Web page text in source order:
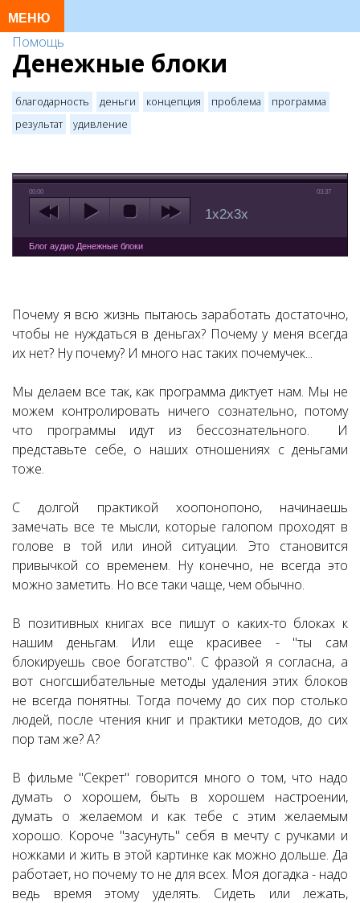
Помощь
Денежные блоки
благодарность деньги концепция проблема
программа
результат
удивление
00:00 03:37
1x2x3x
Блог аудио Денежные блоки
Почему я всю жизнь пытаюсь заработать достаточно,
чтобы не нуждаться в деньгах? Почему у меня всегда
их нет? Ну почему? И много нас таких почемучек...
Мы делаем все так, как программа диктует нам. Мы не
можем контролировать ничего сознательно, потому
что программы идут из бессознательного. И
представьте себе, о наших отношениях с деньгами
тоже.
С долгой практикой хоопонопоно, начинаешь
замечать все те мысли, которые галопом проходят в
голове в той или иной ситуации. Это становится
привычкой со временем. Ну конечно, не всегда это
можно заметить. Но все таки чаще, чем обычно.
В позитивных книгах все пишут о каких-то блоках к
нашим деньгам. Или еще красивее - "ты сам
блокируешь свое богатство". С фразой я согласна, а
вот сногсшибательные методы удаления этих блоков
не всегда понятны. Тогда почему до сих пор столько
людей, после чтения книг и практики методов, до сих
пор там же? А?
В фильме "Секрет" говорится много о том, что надо
думать о хорошем, быть в хорошем настроении,
думать о желаемом и как тебе с этим желаемым
хорошо. Короче "засунуть" себя в мечту с ручками и
ножками и жить в этой картинке как можно дольше. Да
работает, но почему то не для всех. Моя догадка - надо
ведь время этому уделять. Сидеть или лежать,